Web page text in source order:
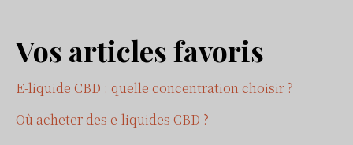
Vos articles favoris
E-liquide CBD : quelle concentration choisir ?
Où acheter des e-liquides CBD ?